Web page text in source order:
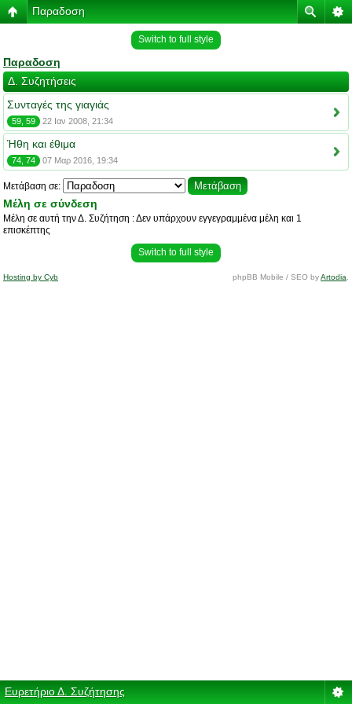
Παραδοση
Switch to full style
Παραδοση
Δ. Συζητήσεις
Συνταγές της γιαγιάς
59, 59 22 Ιαν 2008, 21:34
Ήθη και έθιμα
74, 74 07 Μαρ 2016, 19:34
Μετάβαση σε:
Μέλη σε σύνδεση
Μέλη σε αυτή την Δ. Συζήτηση : Δεν υπάρχουν εγγεγραμμένα μέλη και 1
επισκέπτης
Switch to full style
Hosting by Cyb phpBB Mobile / SEO byArtodia
Ευρετήριο Δ. Συζήτησης